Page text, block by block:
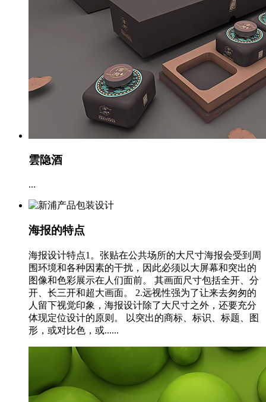
雲隐酒
...
海报的特点
海报设计特点1。张贴在公共场所的大尺寸海报会受到周
围环境和各种因素的干扰，因此必须以大屏幕和突出的
图像和色彩展示在人们面前。 其画面尺寸包括全开、分
开、长三开和超大画面。 2.远视性强为了让来去匆匆的
人留下视觉印象，海报设计除了大尺寸之外，还要充分
体现定位设计的原则。 以突出的商标、标识、标题、图
形，或对比色，或......